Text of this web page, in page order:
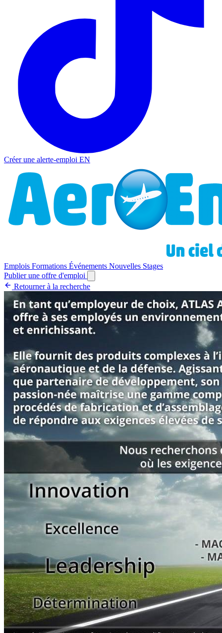
Créer une alerte-emploi EN
Emplois Formations Événements Nouvelles Stages
Publier une offre d'emploi
Retourner à la recherche